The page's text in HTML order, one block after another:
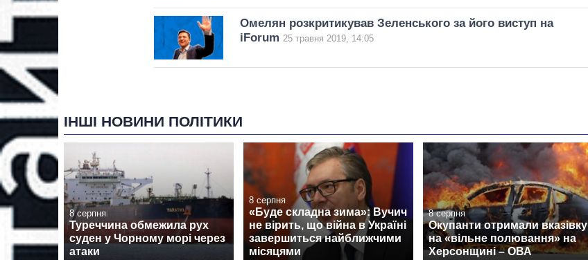
Омелян розкритикував Зеленського за його виступ на
iForum 25 травня 2019, 14:05
ІНШІ НОВИНИ ПОЛІТИКИ
8 серпня
Туреччина обмежила рух
суден у Чорному морі через
атаки
8 серпня
«Буде складна зима»: Вучич
не вірить, що війна в Україні
завершиться найближчими
місяцями
8 серпня
Окупанти отримали вказівку
на «вільне полювання» на
Херсонщині – ОВА